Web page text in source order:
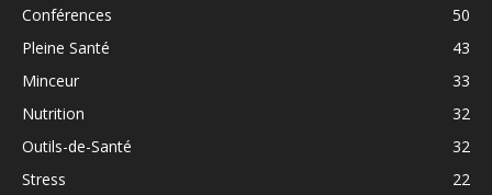
Conférences
50
Pleine Santé
43
Minceur
33
Nutrition
32
Outils-de-Santé
32
Stress
22